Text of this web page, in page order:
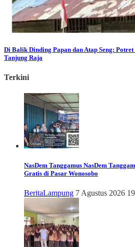
Di Balik Dinding Papan dan Atap Seng:
Tanjung Raja
Terkini
NasDem Tanggamus NasDem
Gratis di Pasar Wonosobo
BeritaLampung 7 Agustus 2026